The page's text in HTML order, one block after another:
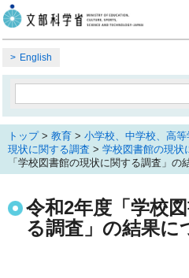
English
トップ> 教育 > 小学校、中学校、高等
現状に関する調査 > 学校図書館の現状
「学校図書館の現状に関する調査」の
令和2年度「学校
る調査」の結果に